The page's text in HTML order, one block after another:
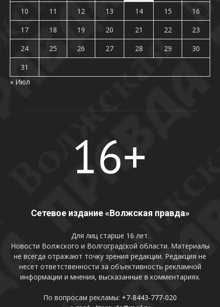
10
11 12 13 14 15
16
17
18 19 20 21 22
23
24
25 26 27 28 29
30
31
« Июл
Сетевое издание «Волжская правда»
Для лиц старше 16 лет.
Новости Волжского и Волгоградской области. Материалы
не всегда отражают точку зрения редакции. Редакция не
несет ответственности за объективность рекламной
информации и мнения, высказанные в комментариях.
По вопросам рекламы: +7-8443-777-020